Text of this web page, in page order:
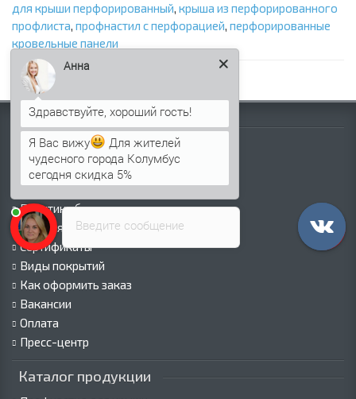
для крыши перфорированный, крыша из перфорированного
профлиста, профнастил с перфорацией, перфорированные
кровельные панели
Информация
Палитра RAL
Информация о компании
Информация о доставке
Политика безопасности
Условия соглашения
Сертификаты
Виды покрытий
Как оформить заказ
Вакансии
Оплата
Пресс-центр
Каталог продукции
Введите сообщение
Анна
Я Вас вижу
Для жителей
чудесного города Колумбус
сегодня скидка 5%